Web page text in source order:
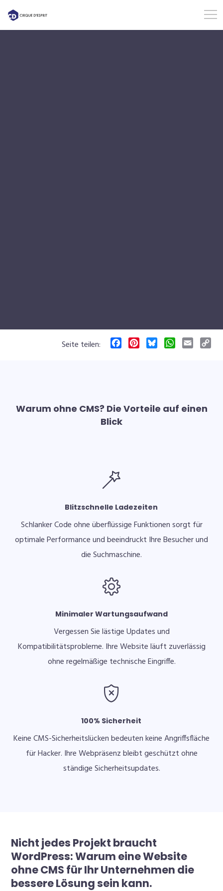
Warum ohne CMS? Die Vorteile auf einen
Blick
Blitzschnelle Ladezeiten
Schlanker Code ohne überflüssige Funktionen sorgt für
optimale Performance und beeindruckt Ihre Besucher und
die Suchmaschine.
Minimaler Wartungsaufwand
Vergessen Sie lästige Updates und
Kompatibilitätsprobleme. Ihre Website läuft zuverlässig
ohne regelmäßige technische Eingriffe.
100% Sicherheit
Keine CMS-Sicherheitslücken bedeuten keine Angriffsfläche
für Hacker. Ihre Webpräsenz bleibt geschützt ohne
ständige Sicherheitsupdates.
Nicht jedes Projekt braucht
WordPress: Warum eine Website
ohne CMS für Ihr Unternehmen die
bessere Lösung sein kann.